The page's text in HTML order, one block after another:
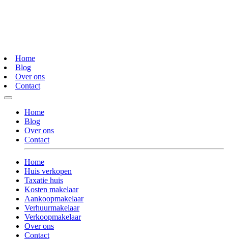
Home
Blog
Over ons
Contact
Home
Blog
Over ons
Contact
Home
Huis verkopen
Taxatie huis
Kosten makelaar
Aankoopmakelaar
Verhuurmakelaar
Verkoopmakelaar
Over ons
Contact